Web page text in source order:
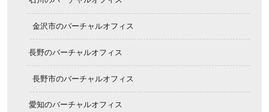
金沢市のバーチャルオフィス
長野のバーチャルオフィス
長野市のバーチャルオフィス
愛知のバーチャルオフィス